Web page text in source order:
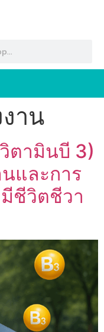
าน
ตามินบี 3)
และการ
ชีวิตชีวา